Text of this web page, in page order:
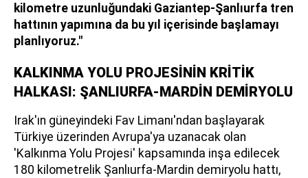
kilometre uzunluğundaki Gaziantep-Şanlıurfa tren
hattının yapımına da bu yıl içerisinde başlamayı
planlıyoruz."
KALKINMA YOLU PROJESİNİN KRİTİK
HALKASI: ŞANLIURFA-MARDİN DEMİRYOLU
Irak'ın güneyindeki Fav Limanı'ndan başlayarak
Türkiye üzerinden Avrupa'ya uzanacak olan
'Kalkınma Yolu Projesi' kapsamında inşa edilecek
180 kilometrelik Şanlıurfa-Mardin demiryolu hattı,